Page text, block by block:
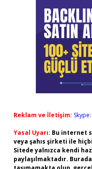
Reklam ve İletişim:
Yasal Uyarı: Bu internet
veya şahıs şirketi ile
Sitede yalnızca kendi
paylaşılmaktadır.